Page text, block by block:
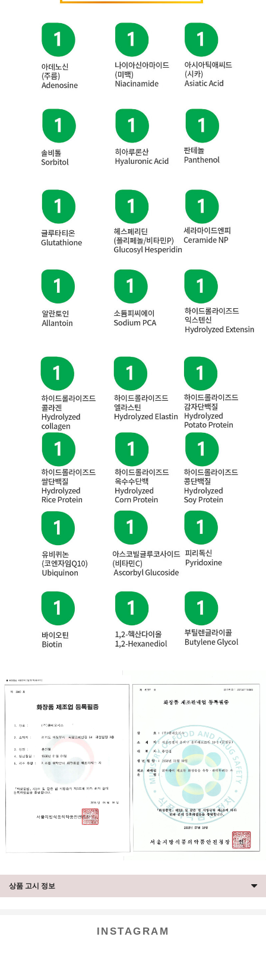
상품 고시 정보
INSTAGRAM